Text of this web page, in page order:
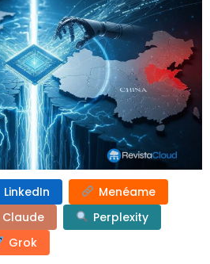
LinkedIn
Menéame
Claude
Perplexity
Grok